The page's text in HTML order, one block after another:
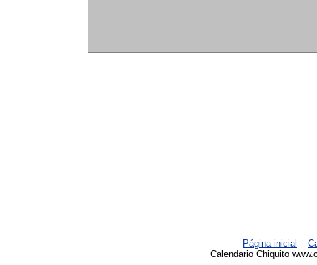
Página inicial –
Calendario Chiquito